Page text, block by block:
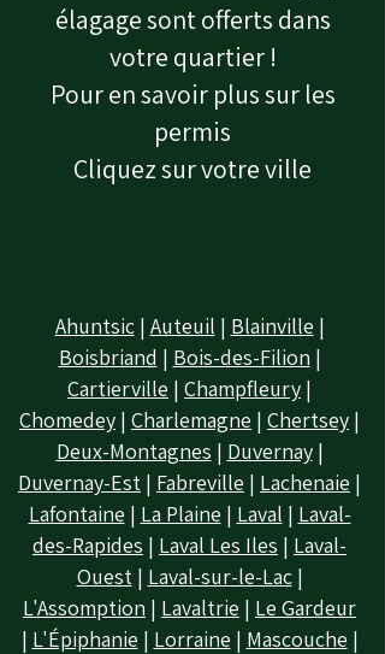
élagage sont offerts dans
votre quartier !
Pour en savoir plus sur les
permis
Cliquez sur votre ville
Ahuntsic| Auteuil | Blainville |
Boisbriand | Bois-des-Filion |
Cartierville | Champfleury |
Chomedey | Charlemagne | Chertsey |
Deux-Montagnes | Duvernay|
Duvernay-Est | Fabreville | Lachenaie |
Lafontaine | La Plaine | Laval | Laval-
des-Rapides | Laval Les Iles | Laval-
Ouest | Laval-sur-le-Lac|
L'Assomption | Lavaltrie | Le Gardeur
| L'Épiphanie | Lorraine | Mascouche |